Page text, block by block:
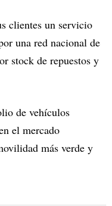
clientes un servicio
una red nacional de
stock de repuestos y
de vehículos
el mercado
más verde y